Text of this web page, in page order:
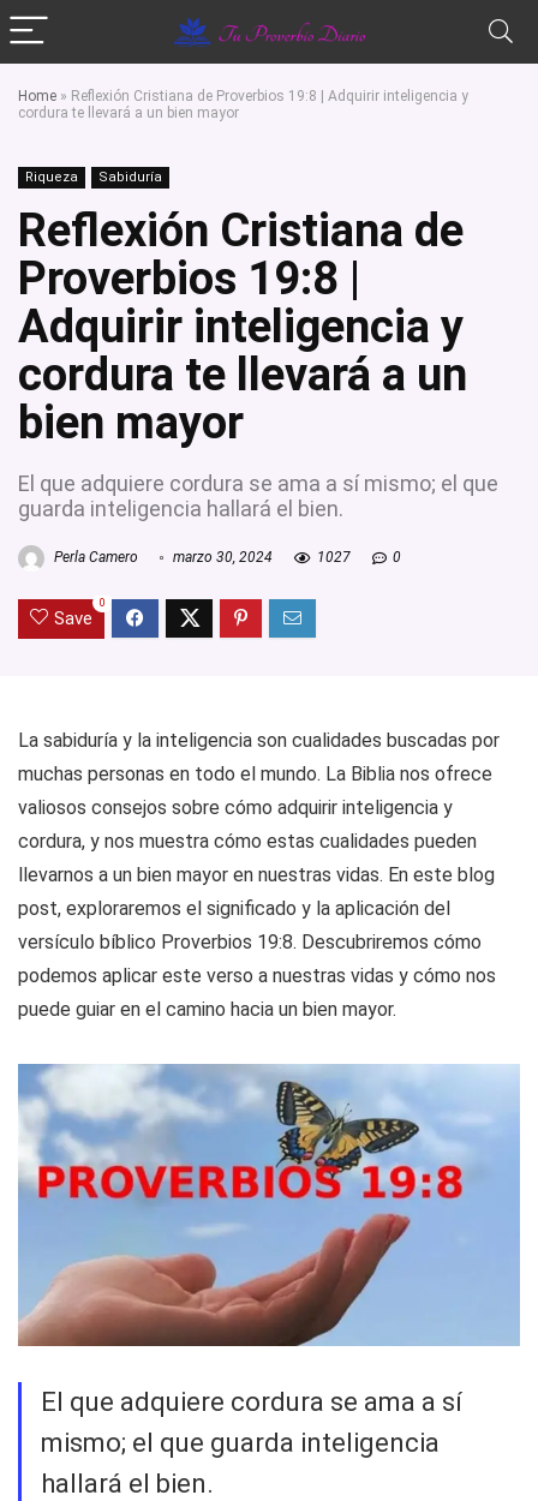
Home » Reflexión Cristiana de Proverbios 19:8 | Adquirir inteligencia y
cordura te llevará a un bien mayor
Riqueza Sabiduría
Reflexión Cristiana de
Proverbios 19:8 |
Adquirir inteligencia y
cordura te llevará a un
bien mayor
El que adquiere cordura se ama a sí mismo; el que
guarda inteligencia hallará el bien.
Perla Camero marzo 30, 2024 1027 0
Save
0
La sabiduría y la inteligencia son cualidades buscadas por
muchas personas en todo el mundo. La Biblia nos ofrece
valiosos consejos sobre cómo adquirir inteligencia y
cordura, y nos muestra cómo estas cualidades pueden
llevarnos a un bien mayor en nuestras vidas. En este blog
post, exploraremos el significado y la aplicación del
versículo bíblico Proverbios 19:8. Descubriremos cómo
podemos aplicar este verso a nuestras vidas y cómo nos
puede guiar en el camino hacia un bien mayor.
El que adquiere cordura se ama a sí
mismo; el que guarda inteligencia
hallará el bien.